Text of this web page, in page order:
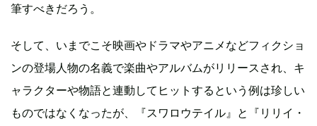
筆すべきだろう。
そして、いまでこそ映画やドラマやアニメなどフィクショ
ンの登場人物の名義で楽曲やアルバムがリリースされ、キ
ャラクターや物語と連動してヒットするという例は珍しい
ものではなくなったが、『スワロウテイル』と『リリイ・